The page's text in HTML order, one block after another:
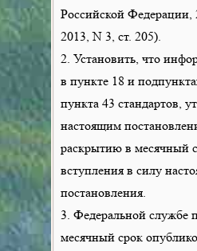
Российской Федерации,
2013, N 3, ст. 205).
2. Установить, что
в пункте 18 и
пункта 43 стандартов,
настоящим
раскрытию в месячный
вступления в силу
постановления.
3. Федеральной службе
месячный срок